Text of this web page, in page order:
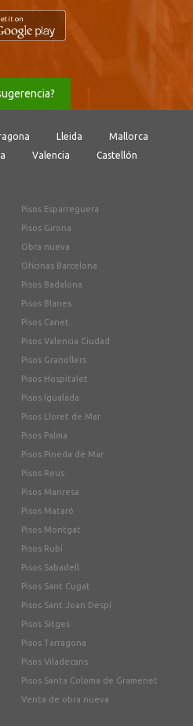
Lleida
Mallorca
Valencia
Castellón
Pisos Esparreguera
Pisos Girona
Obra nueva
Oficinas Barcelona
Pisos Badalona
Pisos Blanes
Pisos Canet
Pisos Valencia Ciudad
Pisos Granollers
Pisos Hospitalet
Pisos Igualada
Pisos Lloret de Mar
Pisos Palma
Pisos Pineda de Mar
Pisos Reus
Pisos Manresa
Pisos Mataró
Pisos Montgat
Pisos Rubí
Pisos Sabadell
Pisos Sant Cugat
Pisos Sant Joan Despí
Pisos Sitges
Pisos Tarragona
Pisos Viladecans
Pisos Santa Coloma de Gramenet
Venta de obra nueva